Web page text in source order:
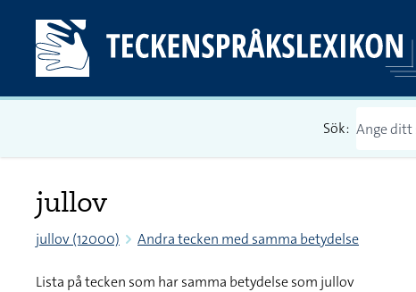
Sök:
jullov
jullov (12000) Andra tecken med samma betydelse
Lista på tecken som har samma betydelse som jullov